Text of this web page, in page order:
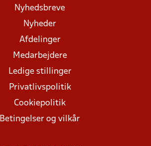
Nyhedsbreve
Nyheder
Afdelinger
Medarbejdere
Ledige stillinger
Privatlivspolitik
Cookiepolitik
Betingelser og vilkår